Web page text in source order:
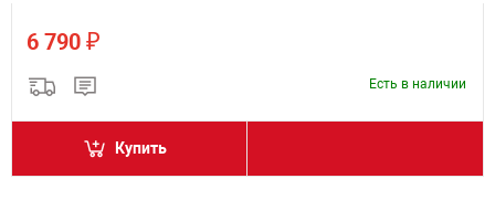
6 790 ₽
Есть в наличии
Купить